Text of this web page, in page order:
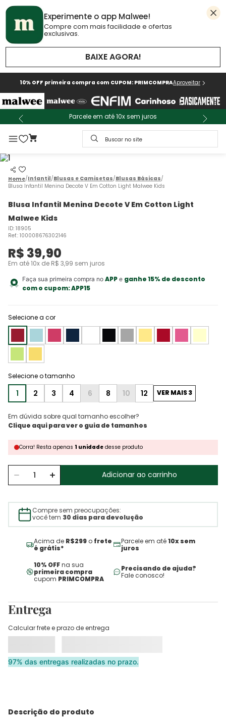
Experimente o app Malwee!
Compre com mais facilidade e ofertas
exclusivas.
BAIXE AGORA!
10% OFF primeira compra com CUPOM: PRIMCOMPRAAproveitar
Parcele em até 10x sem juros
Buscar no site
Infantil Blusas e Camisetas Blusas Básicas
Blusa Infantil Menina Decote V Em Cotton Light Malwee Kids
Blusa Infantil Menina Decote V Em Cotton Light
Malwee Kids
ID: 18905
Ref.: 100008676302146
R$ 39,90
Em até10x de R$ 3,99 sem juros
Faça sua primeira compra no APPe ganhe 15% de desconto
com o cupom:APP15
Selecione a cor
1 2 3 4 6 8 10 12 VER MAIS 3
Em dúvida sobre qual tamanho escolher?
Corra! Resta apenas 1 unidade desse produto
Adicionar ao carrinho
Compre sem preocupações:
você tem 30 dias para devolução
Acima de R$299 o frete
é grátis*
Parcele em até10x sem
juros
10% OFFna sua
primeira compra
cupom PRIMCOMPRA
Precisando de ajuda?
Fale conosco!
Entrega
Calcular frete e prazo de entrega
97% das entregas realizadas no prazo.
Descrição do produto